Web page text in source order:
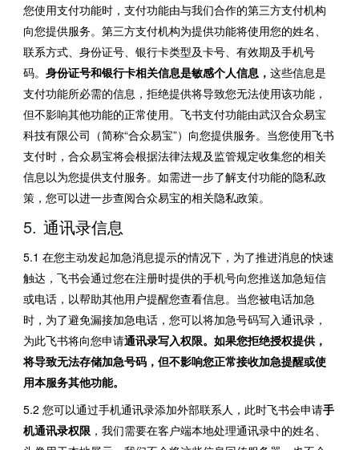
您使用支付功能时，支付功能由与我们合作的第三方支付机构
向您提供服务。第三方支付机构为提供功能将使用您的姓名、
联系方式、身份证号、银行卡类型及卡号、有效期及手机号
码。 身份证号和银行卡相关信息是敏感个人信息， 这些信息是
支付功能所必需的信息，拒绝提供将导致您无法使用该功能，
但不影响其他功能的正常使用。飞书支付功能由武汉合众易宝
科技有限公司（简称“合众易宝”）向您提供服务。当您使用飞书
支付时，合众易宝将会根据法律法规及监管规定收集您的相关
信息以为您提供支付服务。如需进一步了解支付功能的隐私政
策，您可以进一步查阅合众易宝的相关隐私政策。
通讯录信息
5.1 在您主动发起加急消息提示的情况下，为了推进消息的快速
触达，飞书会通过您在注册时提供的手机号向您推送加急短信
或电话，以帮助其他用户提醒您查看信息。当您被电话加急
时，为了避免漏接加急电话，您可以将加急号码写入通讯录，
为此飞书将向您申请通讯录写入权限。如果您拒绝授权提供，
将导致无法存储加急号码，但不影响您正常接收加急提醒或使
用本服务其他功能。
5.2 您可以通过手机通讯录添加外部联系人，此时飞书会申请手
机通讯录权限 ，我们需要在客户端本地处理通讯录中的姓名、